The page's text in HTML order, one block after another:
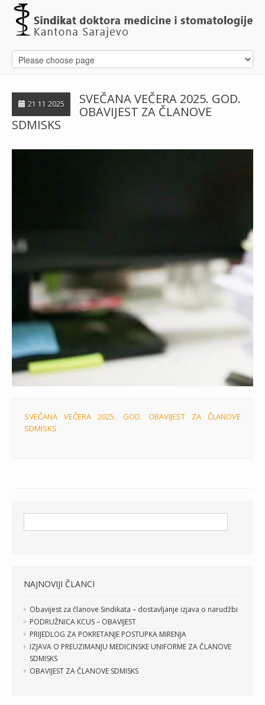
21 11 2025
SVEČANA VEČERA 2025. GOD.
OBAVIJEST ZA ČLANOVE
SDMISKS
SVEČANA VEČERA 2025. GOD. OBAVIJEST ZA ČLANOVE
SDMISKS
NAJNOVIJI ČLANCI
Obavijest za članove Sindikata – dostavljanje izjava o narudžbi
PODRUŽNICA KCUS – OBAVIJEST
PRIJEDLOG ZA POKRETANJE POSTUPKA MIRENJA
IZJAVA O PREUZIMANJU MEDICINSKE UNIFORME ZA ČLANOVE
SDMISKS
OBAVIJEST ZA ČLANOVE SDMISKS